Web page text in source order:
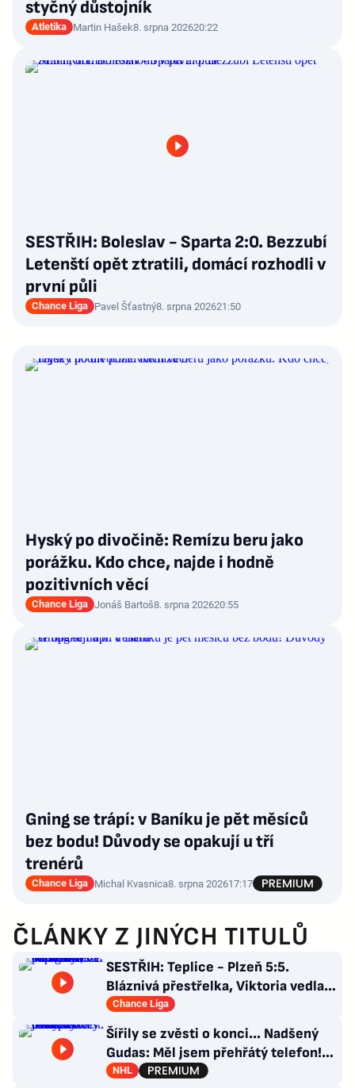
styčný důstojník
Atletika Martin Hašek8. srpna 202620:22
SESTŘIH: Boleslav - Sparta 2:0. Bezzubí
Letenští opět ztratili, domácí rozhodli v
první půli
Chance Liga Pavel Šťastný8. srpna 202621:50
Hyský po divočině: Remízu beru jako
porážku. Kdo chce, najde i hodně
pozitivních věcí
Chance Liga Jonáš Bartoš8. srpna 202620:55
Gning se trápí: v Baníku je pět měsíců
bez bodu! Důvody se opakují u tří
trenérů
Chance Liga Michal Kvasnica8. srpna 202617:17
ČLÁNKY Z JINÝCH TITULŮ
SESTŘIH: Teplice - Plzeň 5:5.
Bláznivá přestřelka, Viktoria vedla o
tři góly. Krčíkova červená
Chance Liga
Šířily se zvěsti o konci... Nadšený
Gudas: Měl jsem přehřátý telefon!
Co návrat do Česka?
NHL